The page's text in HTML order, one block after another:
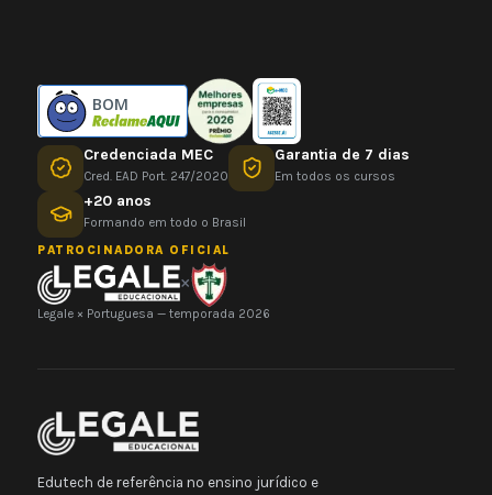
BOM
Credenciada MEC
Cred. EAD Port. 247/2020
Garantia de 7 dias
Em todos os cursos
+20 anos
Formando em todo o Brasil
PATROCINADORA OFICIAL
×
Legale × Portuguesa — temporada 2026
Edutech de referência no ensino jurídico e